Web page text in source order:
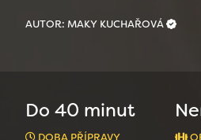
AUTOR: MAKY KUCHAŘOVÁ
Do 40 minut
DOBA PŘÍPRAVY